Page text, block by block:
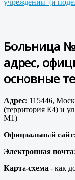
учреждении (и
Больница
адрес,
основные
Адрес: 115446,
(территория К4) и
М1)
Официальный сайт:
Электронная почта:
Карта-схема - как